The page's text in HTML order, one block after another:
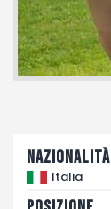
Nazionalità
Italia